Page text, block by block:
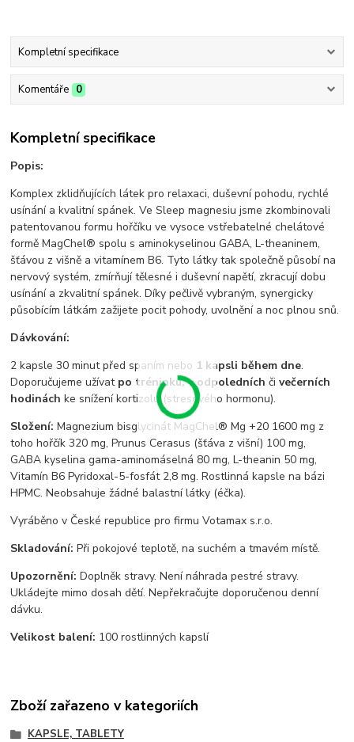
Kompletní specifikace
Komentáře 0
Kompletní specifikace
Popis:
Komplex zklidňujících látek pro relaxaci, duševní pohodu, rychlé
usínání a kvalitní spánek. Ve Sleep magnesiu jsme zkombinovali
patentovanou formu hořčíku ve vysoce vstřebatelné chelátové
formě MagChel® spolu s aminokyselinou GABA, L-theaninem,
šťávou z višně a vitamínem B6. Tyto látky tak společně působí na
nervový systém, zmírňují tělesné i duševní napětí, zkracují dobu
usínání a zkvalitní spánek. Díky pečlivě vybraným, synergicky
působícím látkám zažijete pocit pohody, uvolnění a noc plnou snů.
Dávkování:
2 kapsle 30 minut před spaním nebo 1 kapsli během dne.
Doporučujeme užívat po tréninku, v odpoledníchči večerních
hodinách ke snížení kortizolu (stresového hormonu).
Složení: Magnezium bisglycinát MagChel® Mg +20 1600 mg z
toho hořčík 320 mg, Prunus Cerasus (šťáva z višní) 100 mg,
GABA kyselina gama-aminomáselná 80 mg, L-theanin 50 mg,
Vitamín B6 Pyridoxal-5-fosfát 2,8 mg. Rostlinná kapsle na bázi
HPMC. Neobsahuje žádné balastní látky (éčka).
Vyráběno v České republice pro firmu Votamax s.r.o.
Skladování:Při pokojové teplotě, na suchém a tmavém místě.
Upozornění: Doplněk stravy. Není náhrada pestré stravy.
Ukládejte mimo dosah dětí. Nepřekračujte doporučenou denní
dávku.
Velikost balení: 100 rostlinných kapslí
Zboží zařazeno v kategoriích
KAPSLE, TABLETY